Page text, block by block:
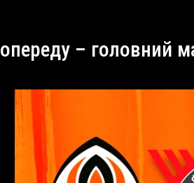
Попереду – головний